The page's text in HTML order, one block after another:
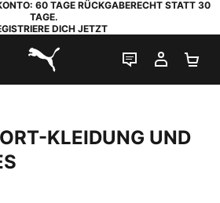
60 TAGE RÜCKGABERECHT STATT 30
TAGE.
DICH JETZT
PUMA.com
LIVE-CHAT
MEIN
KLEIDUNG UND